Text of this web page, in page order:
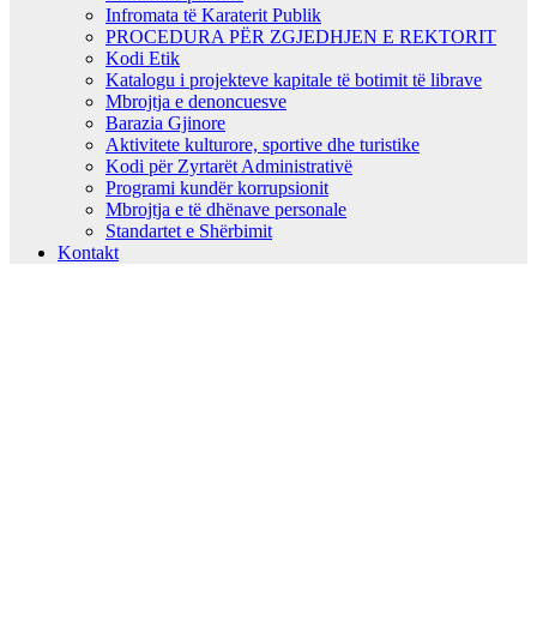
Infromata të Karaterit Publik
PROCEDURA PËR ZGJEDHJEN E REKTORIT
Kodi Etik
Katalogu i projekteve kapitale të botimit të librave
Mbrojtja e denoncuesve
Barazia Gjinore
Aktivitete kulturore, sportive dhe turistike
Kodi për Zyrtarët Administrativë
Programi kundër korrupsionit
Mbrojtja e të dhënave personale
Standartet e Shërbimit
Kontakt